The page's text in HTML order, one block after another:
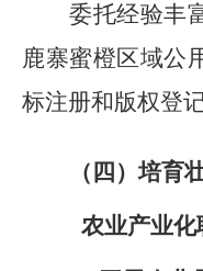
委托经验丰
鹿寨蜜橙区域公
标注册和版权登记
（四）培育
农业产业化